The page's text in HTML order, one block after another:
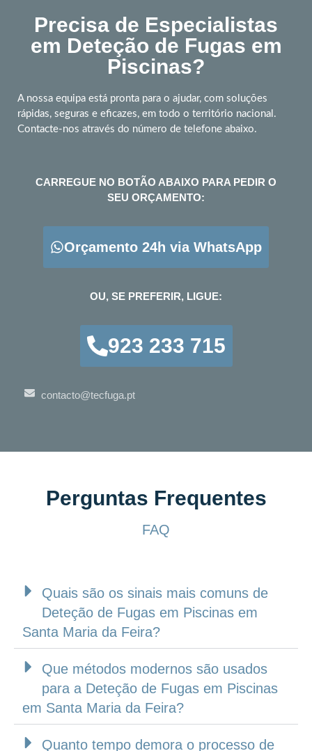
Precisa de Especialistas
em Deteção de Fugas em
Piscinas?
A nossa equipa está pronta para o ajudar, com soluções
rápidas, seguras e eficazes, em todo o território nacional.
Contacte-nos através do número de telefone abaixo.
CARREGUE NO BOTÃO ABAIXO PARA PEDIR O
SEU ORÇAMENTO:
Orçamento 24h via WhatsApp
OU, SE PREFERIR, LIGUE:
923 233 715
contacto@tecfuga.pt
Perguntas Frequentes
FAQ
Quais são os sinais mais comuns de
Deteção de Fugas em Piscinas em
Santa Maria da Feira?
Que métodos modernos são usados
para a Deteção de Fugas em Piscinas
em Santa Maria da Feira?
Quanto tempo demora o processo de